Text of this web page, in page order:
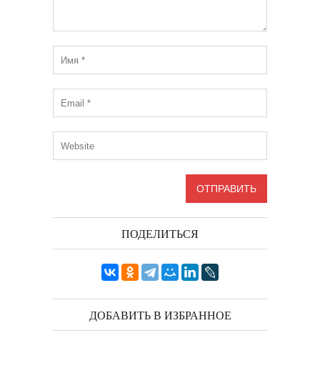
ПОДЕЛИТЬСЯ
ДОБАВИТЬ В ИЗБРАННОЕ